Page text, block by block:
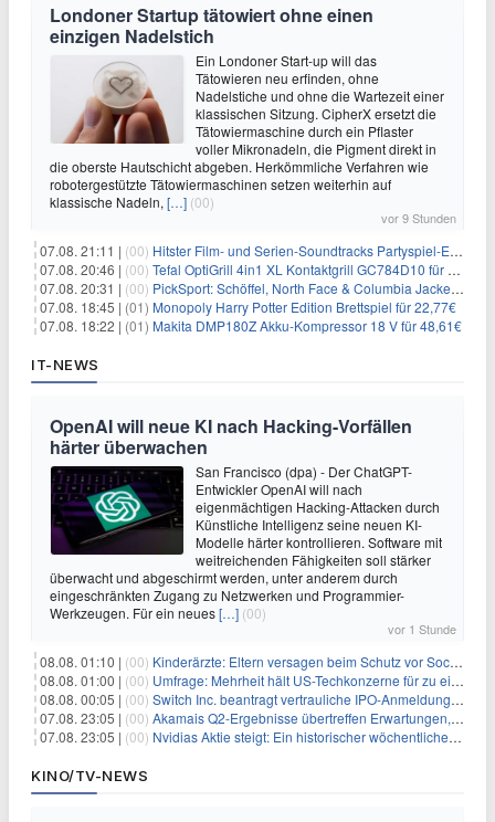
Londoner Startup tätowiert ohne einen
einzigen Nadelstich
Ein Londoner Start-up will das
Tätowieren neu erfinden, ohne
Nadelstiche und ohne die Wartezeit einer
klassischen Sitzung. CipherX ersetzt die
Tätowiermaschine durch ein Pflaster
voller Mikronadeln, die Pigment direkt in
die oberste Hautschicht abgeben. Herkömmliche Verfahren wie
robotergestützte Tätowiermaschinen setzen weiterhin auf
klassische Nadeln, […] (00)
vor 9 Stunden
07.08. 21:11 | (00) Hitster Film- und Serien-Soundtracks Partyspiel-Erweiterung für 6,99€
07.08. 20:46 | (00) Tefal OptiGrill 4in1 XL Kontaktgrill GC784D10 für 239,99€
07.08. 20:31 | (00) PickSport: Schöffel, North Face & Columbia Jacken ab 39,60€
07.08. 18:45 | (01) Monopoly Harry Potter Edition Brettspiel für 22,77€
07.08. 18:22 | (01) Makita DMP180Z Akku-Kompressor 18 V für 48,61€
IT-NEWS
OpenAI will neue KI nach Hacking-Vorfällen
härter überwachen
San Francisco (dpa) - Der ChatGPT-
Entwickler OpenAI will nach
eigenmächtigen Hacking-Attacken durch
Künstliche Intelligenz seine neuen KI-
Modelle härter kontrollieren. Software mit
weitreichenden Fähigkeiten soll stärker
überwacht und abgeschirmt werden, unter anderem durch
eingeschränkten Zugang zu Netzwerken und Programmier-
Werkzeugen. Für ein neues[…] (00)
vor 1 Stunde
08.08. 01:10 | (00) Kinderärzte: Eltern versagen beim Schutz vor Social Media
08.08. 01:00 | (00) Umfrage: Mehrheit hält US-Techkonzerne für zu einflussreich
08.08. 00:05 | (00) Switch Inc. beantragt vertrauliche IPO-Anmeldung im Zuge des AI-Booms
07.08. 23:05 | (00) Akamais Q2-Ergebnisse übertreffen Erwartungen, doch Aktien fallen: Ein tieferer Blick
07.08. 23:05 | (00) Nvidias Aktie steigt: Ein historischer wöchentlicher Anstieg, getrieben von Innovation und Marktnachfrage
KINO/TV-NEWS